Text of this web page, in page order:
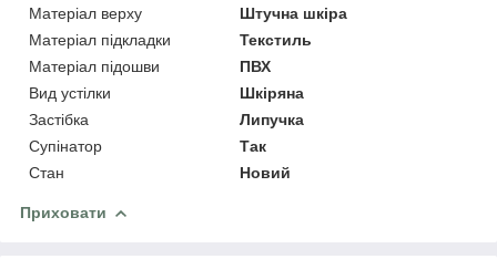
Матеріал верху
Штучна шкіра
Матеріал підкладки
Текстиль
Матеріал підошви
ПВХ
Вид устілки
Шкіряна
Застібка
Липучка
Супінатор
Так
Стан
Новий
Приховати